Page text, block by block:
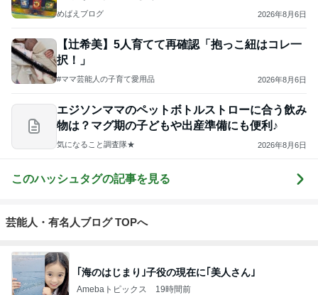
めばえブログ 2026年8月6日
【辻希美】5人育てて再確認「抱っこ紐はコレ一
択！」
#ママ芸能人の子育て愛用品 2026年8月6日
エジソンママのペットボトルストローに合う飲み
物は？マグ期の子どもや出産準備にも便利♪
気になること調査隊★ 2026年8月6日
このハッシュタグの記事を見る
芸能人・有名人ブログ TOPへ
｢海のはじまり｣子役の現在に｢美人さん｣
Amebaトピックス 19時間前